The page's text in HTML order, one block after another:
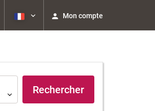
Mon compte
Rechercher